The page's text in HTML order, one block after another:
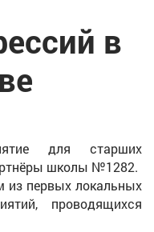
в
для старших
школы №1282.
из первых локальных
проводящихся